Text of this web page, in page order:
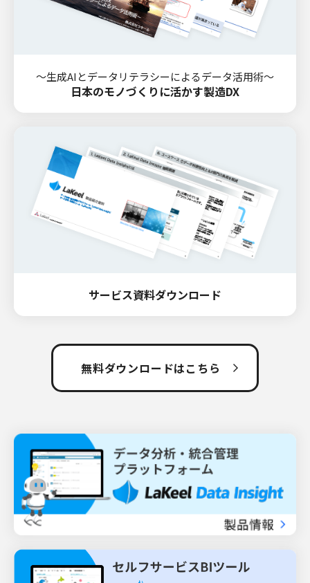
～生成AIとデータリテラシーによるデータ活用術～
日本のモノづくりに活かす製造DX
サービス資料ダウンロード
無料ダウンロードはこちら